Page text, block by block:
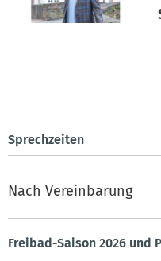
Sprechzeiten
Nach Vereinbarung
Freibad-Saison 2026